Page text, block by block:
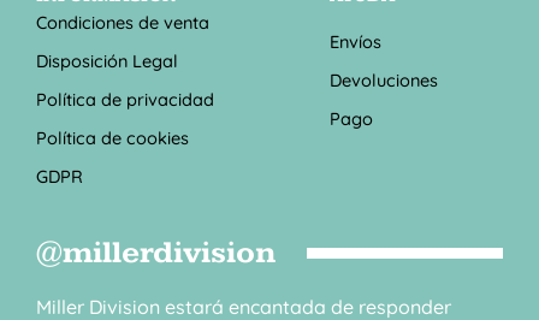
Condiciones de venta
Disposición Legal
Política de privacidad
Política de cookies
GDPR
Envíos
Devoluciones
Pago
@millerdivision
Miller Division estará encantada de responder